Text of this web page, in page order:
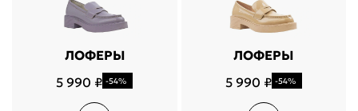
ЛОФЕРЫ
5 990 ₽ -54%
ЛОФЕРЫ
5 990 ₽ -54%